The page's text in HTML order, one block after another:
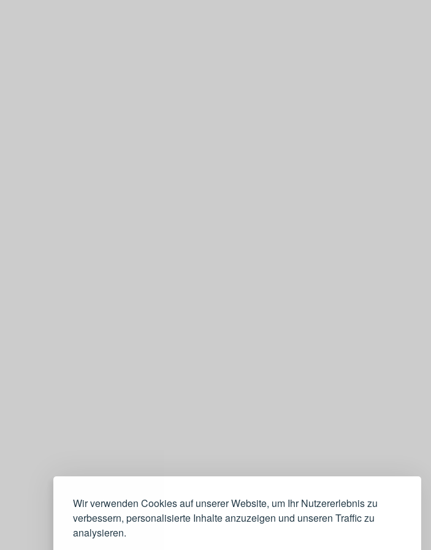
Wir verwenden Cookies auf unserer Website, um Ihr Nutzererlebnis zu
verbessern, personalisierte Inhalte anzuzeigen und unseren Traffic zu
analysieren.